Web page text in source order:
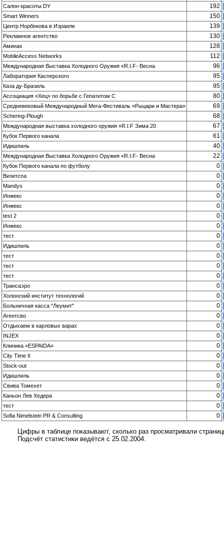
Салон красоты DY 192
Smart Winners 150
Центр Норбекова в Израиле 139
Рекламное агентство 130
Аминах 128
MobileAccess Networks 112
Международная Выставка Холодного Оружия «R.I.F- Весна 96
Лаборатория Касперского 95
Каза ду-Бразиль 95
Ассоциация «Хец» по борьбе с Гепатитом С 80
Средневековый Международный Мега-Фестиваль «Рыцари и Мастера» 69
Schering-Plough 68
Международная выставка холодного оружия «R.I.F Зима 20 67
Кубок Первого канала 61
Идишпиль 40
Международная Выставка Холодного Оружия «R.I.F- Весна 22
Кубок Первого канала по футболу 0
Визитспа 0
Mandys 0
Инжекс 0
Инжекс 0
test 2 0
Инжекс 0
тест 0
Идишпиль 0
тест 0
тест 0
тест 0
Трансаэро 0
Холонский институт технологий 0
Больничная касса "Леумит" 0
Агентсво 0
Oтдыхаем в карловых варах 0
INJEX 0
Клиника «ESPAIDA» 0
City Time Il 0
Stock-out 0
Идишпиль 0
Свива Томехет 0
Каньон Лев Хедера 0
тест 0
Sofia Nimelstein PR & Consulting 0
Цифры в таблице показывают, сколько раз просматривали
Подсчёт статистики ведётся с 25.02.2004.